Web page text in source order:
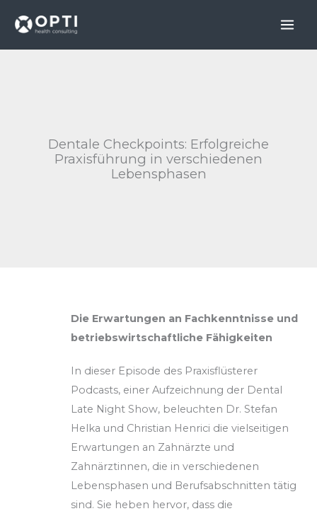
content
Dentale Checkpoints: Erfolgreiche
Praxisführung in verschiedenen
Lebensphasen
Die Erwartungen an Fachkenntnisse und
betriebswirtschaftliche Fähigkeiten
In dieser Episode des Praxisflüsterer
Podcasts, einer Aufzeichnung der Dental
Late Night Show, beleuchten Dr. Stefan
Helka und Christian Henrici die vielseitigen
Erwartungen an Zahnärzte und
Zahnärztinnen, die in verschiedenen
Lebensphasen und Berufsabschnitten tätig
sind. Sie heben hervor, dass die